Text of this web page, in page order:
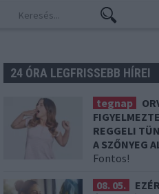
24 ÓRA LEGFRISSEBB HÍREI
tegnap
REGGELI
A SZŐNYEG
Fontos!
08. 05.